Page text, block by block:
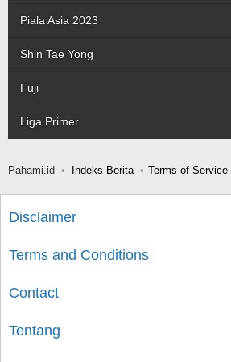
Piala Asia 2023
Shin Tae Yong
Fuji
Liga Primer
Pahami.id Indeks Berita Terms of Service
Disclaimer
Terms and Conditions
Contact
Tentang